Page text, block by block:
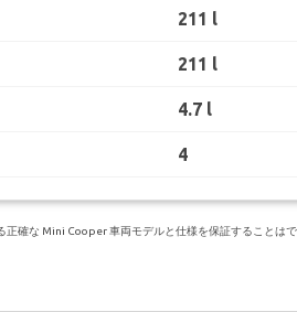
211 l
211 l
4.7 l
4
確な Mini Cooper 車両モデルと仕様を保証することは